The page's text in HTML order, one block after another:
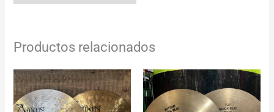
Productos relacionados